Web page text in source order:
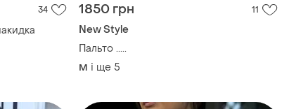
34 1850 грн 11
New Style
Пальто .....
M і ще 5